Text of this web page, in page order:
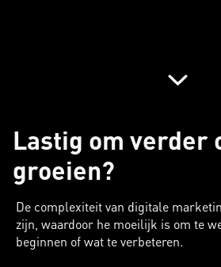
Lastig om verder
groeien?
De complexiteit van digitale
zijn, waardoor he moeilijk is om te
beginnen of wat te verbeteren.